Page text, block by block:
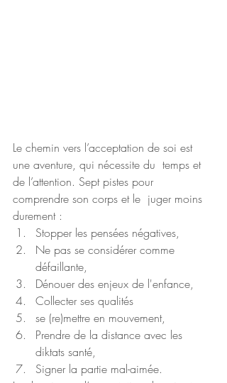
Le chemin vers l’acceptation de soi est
une aventure, qui nécessite du  temps et
de l’attention. Sept pistes pour
comprendre son corps et le  juger moins
durement :
Stopper les pensées négatives,
Ne pas se considérer comme
défaillante,
Dénouer des enjeux de l'enfance,
Collecter ses qualités
se (re)mettre en mouvement,
Prendre de la distance avec les
diktats santé,
Signer la partie mal-aimée.